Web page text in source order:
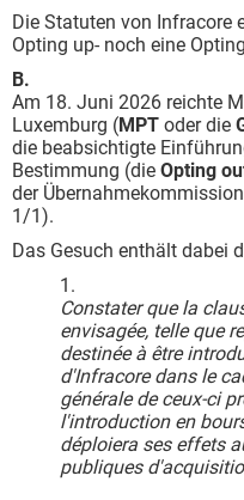
Die Statuten von Infracore
Opting up- noch eine
B.
Am 18. Juni 2026 reichte
Luxemburg (MPT oder die
die beabsichtigte
Bestimmung (die Opting
der
1/1).
Das Gesuch enthält dabei
1.
Constater que la
envisagée, telle que
destinée à être
d'Infracore dans le
générale de ceux-ci
l'introduction en
déploiera ses effets
publiques